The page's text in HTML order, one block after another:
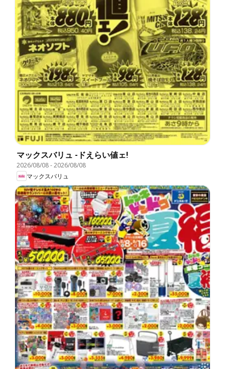
マックスバリュ -ドえらい値ェ!
2026/08/08-2026/08/08
マックスバリュ